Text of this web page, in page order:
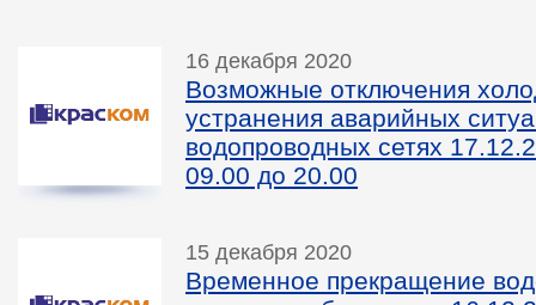
16 декабря 2020
Возможные отключения
устранения аварийных
водопроводных сетях
09.00 до 20.00
15 декабря 2020
Временное прекращение